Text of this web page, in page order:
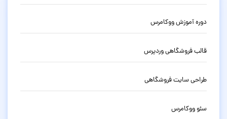
دوره آموزش ووکامرس
قالب فروشگاهی وردپرس
طراحی سایت فروشگاهی
سئو ووکامرس